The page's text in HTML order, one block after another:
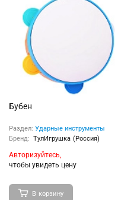
Бубен
Раздел: Ударные инструменты
Бренд: ТулИгрушка (Россия)
Авторизуйтесь,
чтобы увидеть цену
В корзину